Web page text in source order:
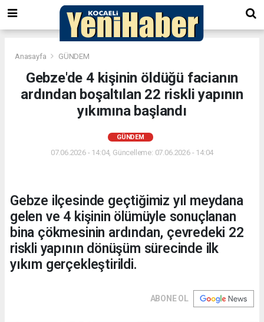
Anasayfa GÜNDEM
Gebze'de 4 kişinin öldüğü facianın
ardından boşaltılan 22 riskli yapının
yıkımına başlandı
GÜNDEM
07.06.2026 - 14:04, Güncelleme: 07.06.2026 - 14:04
Gebze ilçesinde geçtiğimiz yıl meydana
gelen ve 4 kişinin ölümüyle sonuçlanan
bina çökmesinin ardından, çevredeki 22
riskli yapının dönüşüm sürecinde ilk
yıkım gerçekleştirildi.
ABONE OL